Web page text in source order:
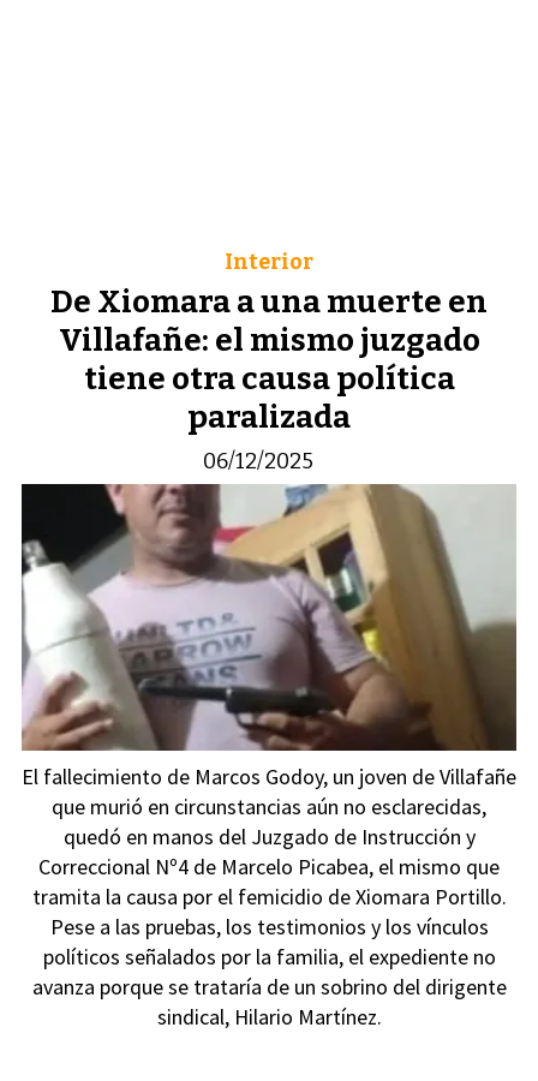
De Xiomara a una muerte en
Villafañe: el mismo juzgado
tiene otra causa política
paralizada
Interior
06/12/2025
El fallecimiento de Marcos Godoy, un joven de Villafañe
que murió en circunstancias aún no esclarecidas,
quedó en manos del Juzgado de Instrucción y
Correccional Nº4 de Marcelo Picabea, el mismo que
tramita la causa por el femicidio de Xiomara Portillo.
Pese a las pruebas, los testimonios y los vínculos
políticos señalados por la familia, el expediente no
avanza porque se trataría de un sobrino del dirigente
sindical, Hilario Martínez.